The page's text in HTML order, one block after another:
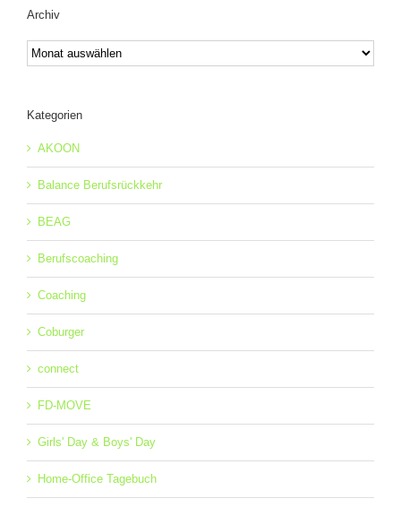
Archiv
Archiv
Kategorien
AKOON
Balance Berufsrückkehr
BEAG
Berufscoaching
Coaching
Coburger
connect
FD-MOVE
Girls' Day & Boys' Day
Home-Office Tagebuch